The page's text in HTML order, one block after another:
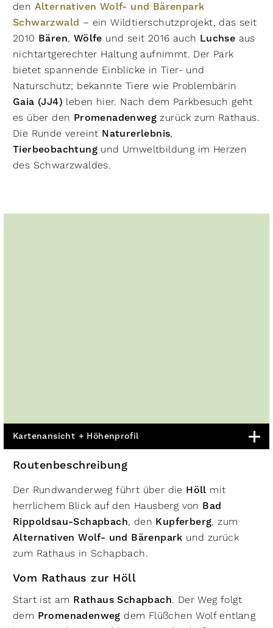
den Alternativen Wolf- und Bärenpark
Schwarzwald – ein Wildtierschutzprojekt, das seit
2010 Bären, Wölfe und seit 2016 auch Luchse aus
nichtartgerechter Haltung aufnimmt. Der Park
bietet spannende Einblicke in Tier- und
Naturschutz; bekannte Tiere wie Problembärin
Gaia (JJ4) leben hier. Nach dem Parkbesuch geht
es über den Promenadenweg zurück zum Rathaus.
Die Runde vereint Naturerlebnis,
Tierbeobachtung und Umweltbildung im Herzen
des Schwarzwaldes.
Kartenansicht + Höhenprofil
Routenbeschreibung
Der Rundwanderweg führt über die Höll mit
herrlichem Blick auf den Hausberg von Bad
Rippoldsau-Schapbach, den Kupferberg, zum
Alternativen Wolf- und Bärenpark und zurück
zum Rathaus in Schapbach.
Vom Rathaus zur Höll
Start ist am Rathaus Schapbach. Der Weg folgt
dem Promenadenweg dem Flüßchen Wolf entlang